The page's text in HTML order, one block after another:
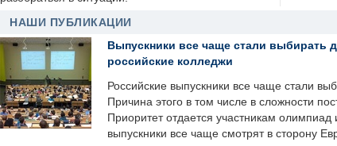
НАШИ ПУБЛИКАЦИИ
Выпускники все чаще стали выбирать
российские колледжи
Российские выпускники все чаще стали
Причина этого в том числе в сложности
Приоритет отдается участникам олимпиад
выпускники все чаще смотрят в сторону